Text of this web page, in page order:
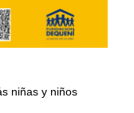
niñas y niños